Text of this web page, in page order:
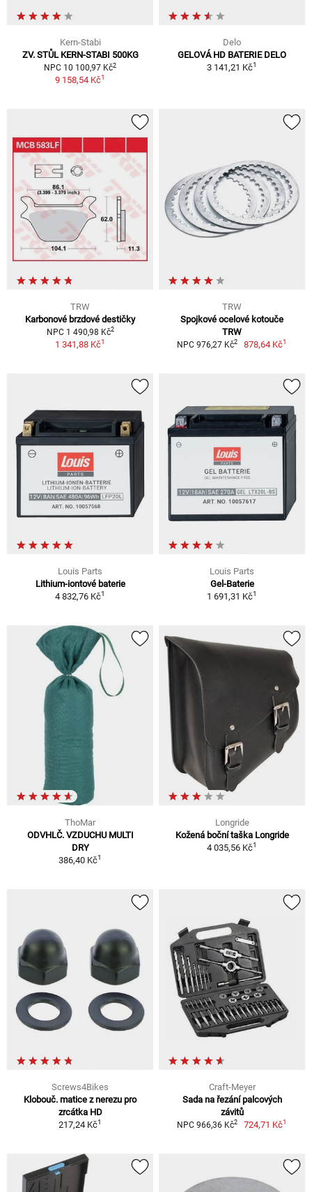
Kern-Stabi
ZV. STŮL KERN-STABI 500KG
NPC 10 100,97 Kč2
9 158,54 Kč1
Delo
GELOVÁ HD BATERIE DELO
3 141,21 Kč1
TRW
Karbonové brzdové destičky
NPC 1 490,98 Kč2
1 341,88 Kč1
TRW
Spojkové ocelové kotouče
TRW
NPC 976,27 Kč2 878,64 Kč1
Louis Parts
Lithium-iontové baterie
4 832,76 Kč1
Louis Parts
Gel-Baterie
1 691,31 Kč1
ThoMar
ODVHLČ. VZDUCHU MULTI
DRY
386,40 Kč1
Longride
Kožená boční taška Longride
4 035,56 Kč1
Screws4Bikes
Klobouč. matice z nerezu pro
zrcátka HD
217,24 Kč1
Craft-Meyer
Sada na řezání palcových
závitů
NPC 966,36 Kč2 724,71 Kč1